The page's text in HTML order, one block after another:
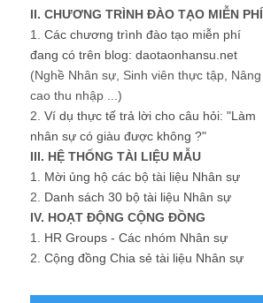
II. CHƯƠNG TRÌNH ĐÀO TẠO MIỄN PHÍ
1. Các chương trình đào tạo miễn phí
đang có trên blog: daotaonhansu.net
(Nghề Nhân sự, Sinh viên thực tập, Nâng
cao thu nhập ...)
2. Ví dụ thực tế trả lời cho câu hỏi: "Làm
nhân sự có giàu được không ?"
III. HỆ THỐNG TÀI LIỆU MẪU
1. Mời ủng hộ các bộ tài liệu Nhân sự
2. Danh sách 30 bộ tài liệu Nhân sự
IV. HOẠT ĐỘNG CỘNG ĐỒNG
1. HR Groups - Các nhóm Nhân sự
2. Cộng đồng Chia sẻ tài liệu Nhân sự